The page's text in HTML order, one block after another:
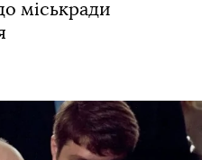
міськради